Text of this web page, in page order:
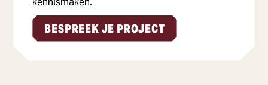
BESPREEK JE PROJECT